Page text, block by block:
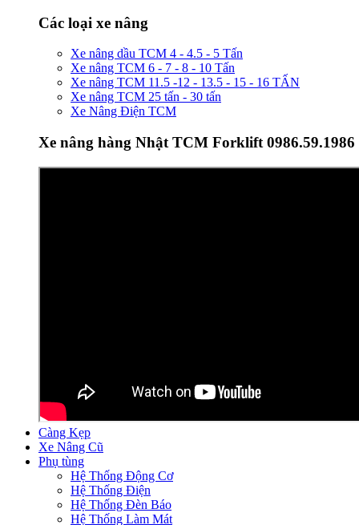
Các loại xe nâng
Xe nâng dầu TCM 4 - 4.5 - 5 Tấn
Xe nâng TCM 6 - 7 - 8 - 10 Tấn
Xe nâng TCM 11.5 -12 - 13.5 - 15 - 16 TẤN
Xe nâng TCM 25 tấn - 30 tấn
Xe Nâng Điện TCM
Xe nâng hàng Nhật TCM Forklift 0986.59.1986
Càng Kẹp
Xe Nâng Cũ
Phụ tùng
Hệ Thống Động Cơ
Hệ Thống Điện
Hệ Thống Đèn Báo
Hệ Thống Làm Mát